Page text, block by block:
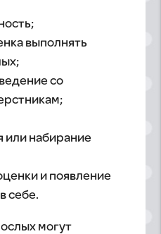
выполнять
со
или набирание
и появление
себе.
могут